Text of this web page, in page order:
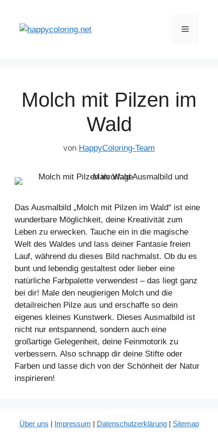
springen
Menü
Molch mit Pilzen im
Wald
von HappyColoring-Team
Das Ausmalbild „Molch mit Pilzen im Wald“ ist eine
wunderbare Möglichkeit, deine Kreativität zum
Leben zu erwecken. Tauche ein in die magische
Welt des Waldes und lass deiner Fantasie freien
Lauf, während du dieses Bild nachmalst. Ob du es
bunt und lebendig gestaltest oder lieber eine
natürliche Farbpalette verwendest – das liegt ganz
bei dir! Male den neugierigen Molch und die
detailreichen Pilze aus und erschaffe so dein
eigenes kleines Kunstwerk. Dieses Ausmalbild ist
nicht nur entspannend, sondern auch eine
großartige Gelegenheit, deine Feinmotorik zu
verbessern. Also schnapp dir deine Stifte oder
Farben und lasse dich von der Schönheit der Natur
inspirieren!
Über uns | Impressum | Datenschutzerklärung| Sitemap